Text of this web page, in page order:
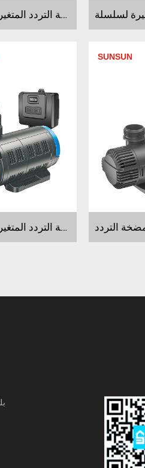
مضخة التردد المتغيرة لسلسلة JTP JTP4000~9000 JTP10000~16000
مضخة التردد المتغيرة لسلسلةCET
SUNSUN